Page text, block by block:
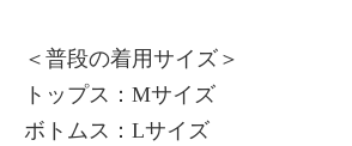
＜普段の着用サイズ＞
トップス：Mサイズ
ボトムス：Lサイズ